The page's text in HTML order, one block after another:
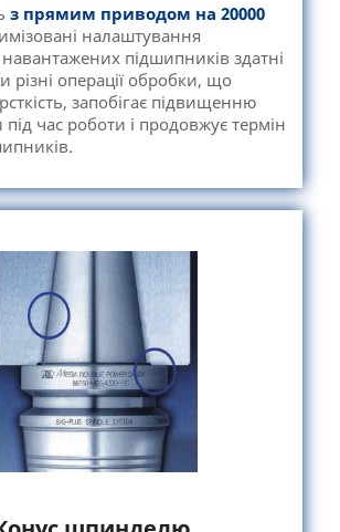
з прямим приводом на 20000
налаштування
підшипників здатні
різні операції обробки, що
запобігає підвищенню
час роботи і продовжує термін